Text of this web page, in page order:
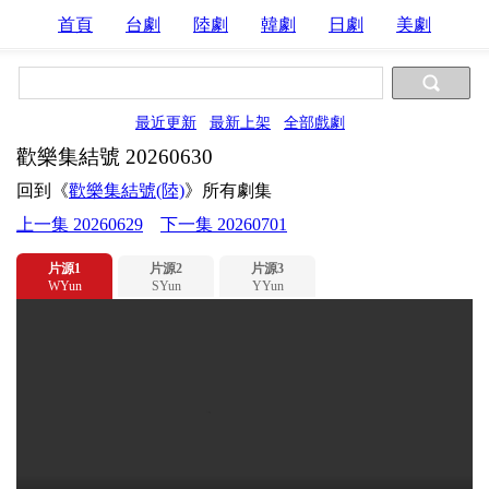
首頁 台劇 陸劇 韓劇 日劇 美劇
最近更新 最新上架 全部戲劇
歡樂集結號 20260630
回到《歡樂集結號(陸)》所有劇集
上一集 20260629
下一集 20260701
片源1
WYun
片源2
SYun
片源3
YYun